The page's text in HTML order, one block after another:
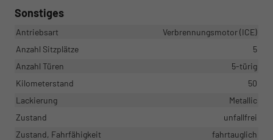
Sonstiges
Antriebsart
Verbrennungsmotor (ICE)
Anzahl Sitzplätze
5
Anzahl Türen
5-türig
Kilometerstand
50
Lackierung
Metallic
Zustand
unfallfrei
Zustand, Fahrfähigkeit
fahrtauglich